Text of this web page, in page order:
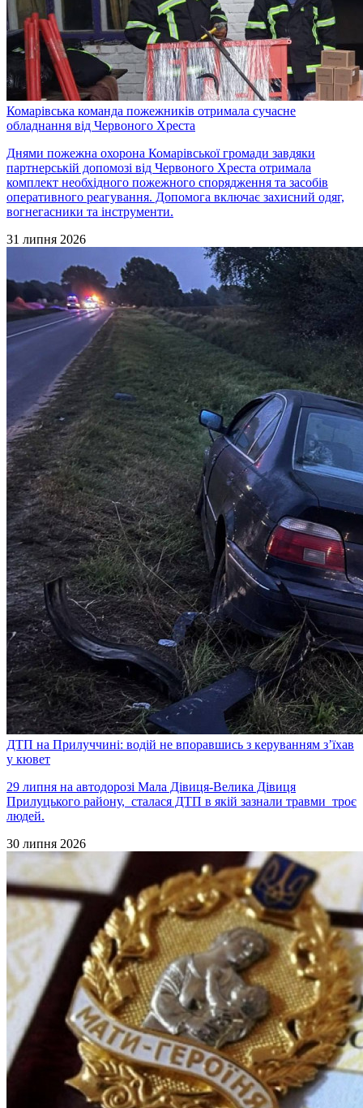
Комарівська команда пожежників отримала сучасне
обладнання від Червоного Хреста
Днями пожежна охорона Комарівської громади завдяки
партнерській допомозі від Червоного Хреста отримала
комплект необхідного пожежного спорядження та засобів
оперативного реагування. Допомога включає захисний одяг,
вогнегасники та інструменти.
31 липня 2026
ДТП на Прилуччині: водій не впоравшись з керуванням з’їхав
у кювет
29 липня на автодорозі Мала Дівиця-Велика Дівиця
Прилуцького району, сталася ДТП в якій зазнали травми троє
людей.
30 липня 2026